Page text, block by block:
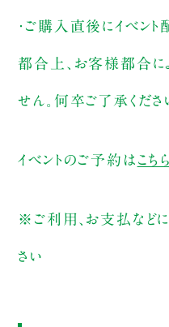
・ご購入直後にイベン
都合上、お客様都合に
せん。何卒ご了承くださ
イベントのご予約は こちら
※ご利用、お支払など
さい